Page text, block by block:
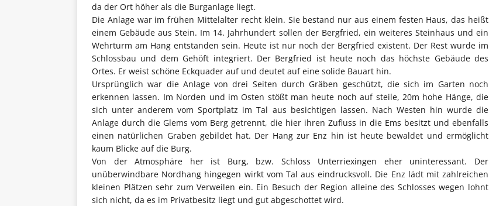
da der Ort höher als die Burganlage liegt.
Die Anlage war im frühen Mittelalter recht klein. Sie bestand nur aus einem festen Haus, das heißt
einem Gebäude aus Stein. Im 14. Jahrhundert sollen der Bergfried, ein weiteres Steinhaus und ein
Wehrturm am Hang entstanden sein. Heute ist nur noch der Bergfried existent. Der Rest wurde im
Schlossbau und dem Gehöft integriert. Der Bergfried ist heute noch das höchste Gebäude des
Ortes. Er weist schöne Eckquader auf und deutet auf eine solide Bauart hin.
Ursprünglich war die Anlage von drei Seiten durch Gräben geschützt, die sich im Garten noch
erkennen lassen. Im Norden und im Osten stößt man heute noch auf steile, 20m hohe Hänge, die
sich unter anderem vom Sportplatz im Tal aus besichtigen lassen. Nach Westen hin wurde die
Anlage durch die Glems vom Berg getrennt, die hier ihren Zufluss in die Ems besitzt und ebenfalls
einen natürlichen Graben gebildet hat. Der Hang zur Enz hin ist heute bewaldet und ermöglicht
kaum Blicke auf die Burg.
Von der Atmosphäre her ist Burg, bzw. Schloss Unterriexingen eher uninteressant. Der
unüberwindbare Nordhang hingegen wirkt vom Tal aus eindrucksvoll. Die Enz lädt mit zahlreichen
kleinen Plätzen sehr zum Verweilen ein. Ein Besuch der Region alleine des Schlosses wegen lohnt
sich nicht, da es im Privatbesitz liegt und gut abgeschottet wird.